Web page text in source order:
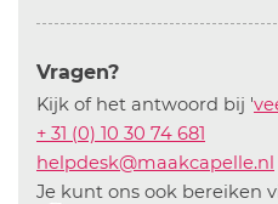
Vragen?
Kijk of het antwoord bij '
+ 31 (0) 10 30 74 681
helpdesk@maakcapelle.nl
Je kunt ons ook bereiken